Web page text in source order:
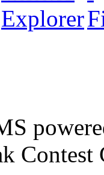
Contest